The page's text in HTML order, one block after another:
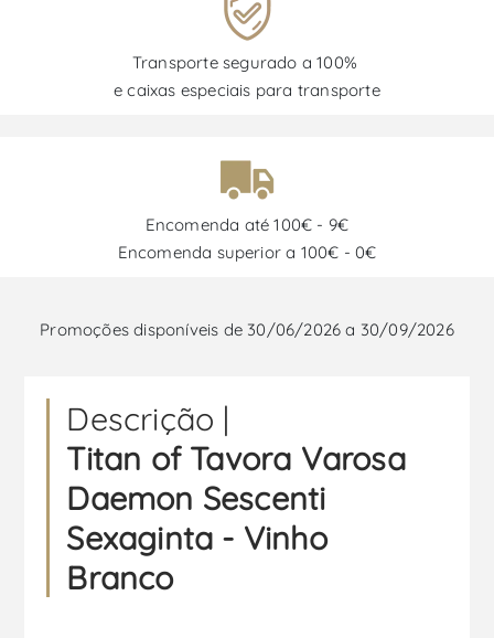
Transporte segurado a 100%
e caixas especiais para transporte
Encomenda até 100€ - 9€
Encomenda superior a 100€ - 0€
Promoções disponíveis de 30/06/2026 a 30/09/2026
Descrição |
Titan of Tavora Varosa
Daemon Sescenti
Sexaginta - Vinho
Branco